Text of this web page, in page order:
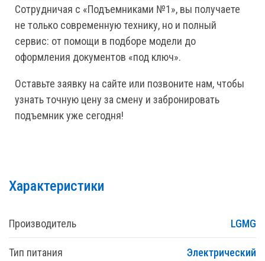
Сотрудничая с «Подъемниками №1», вы получаете
не только современную технику, но и полный
сервис: от помощи в подборе модели до
оформления документов «под ключ».
Оставьте заявку на сайте или позвоните нам, чтобы
узнать точную цену за смену и забронировать
подъемник уже сегодня!
Характеристики
Производитель LGMG
Тип питания Электрический